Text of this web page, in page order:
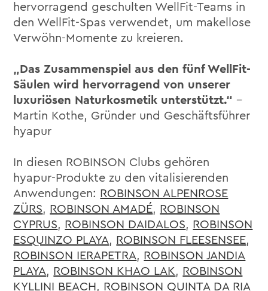
hervorragend geschulten WellFit-Teams in
den WellFit-Spas verwendet, um makellose
Verwöhn-Momente zu kreieren.
„Das Zusammenspiel aus den fünf WellFit-
Säulen wird hervorragend von unserer
luxuriösen Naturkosmetik unterstützt.“ –
Martin Kothe, Gründer und Geschäftsführer
hyapur
In diesen ROBINSON Clubs gehören
hyapur-Produkte zu den vitalisierenden
Anwendungen: ROBINSON ALPENROSE
ZÜRS, ROBINSON AMADÉ, ROBINSON
CYPRUS, ROBINSON DAIDALOS, ROBINSON
ESQUINZO PLAYA, ROBINSON FLEESENSEE,
ROBINSON IERAPETRA, ROBINSON JANDIA
PLAYA, ROBINSON KHAO LAK, ROBINSON
KYLLINI BEACH, ROBINSON QUINTA DA RIA